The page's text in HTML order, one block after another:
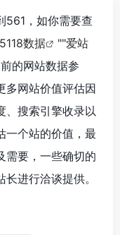
561，如你需要查
5118数据 ""爱站
的网站数据参
多网站价值评估因
、搜索引擎收录以
一个站的价值，最
需要，一些确切的
进行洽谈提供。